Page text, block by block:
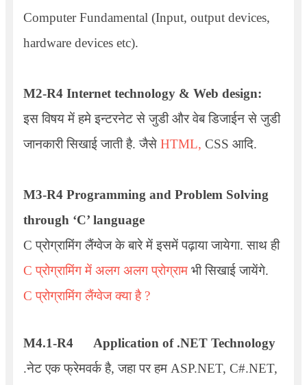
Computer Fundamental (Input, output devices,
hardware devices etc).
M2-R4 Internet technology & Web design:
इस विषय में हमे इन्टरनेट से जुडी और वेब डिजाईन से जुडी
जानकारी सिखाई जाती है. जैसे HTML, CSS आदि.
M3-R4 Programming and Problem Solving
through ‘C’ language
C प्रोग्रामिंग लैंग्वेज के बारे में इसमें पढ़ाया जायेगा. साथ ही
C प्रोग्रामिंग में अलग अलग प्रोग्रामभी सिखाई जायेंगे.
C प्रोग्रामिंग लैंग्वेज क्या है ?
M4.1-R4
Application of .NET Technology
.नेट एक फ्रेमवर्क है, जहा पर हम ASP.NET, C#.NET,